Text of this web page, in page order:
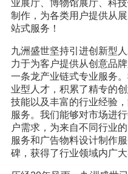
业展厅、博物馆展厅、科
制作，为各类用户提供从
站式服务！
九洲盛世坚持引进创新型
力于为客户提供从创意品
一条龙产业链式专业服务
业型人才，积累了精专的
技能以及丰富的行业经验
服务。我们能够对市场进
户需求，为来自不同行业
服务和广告物料设计制作
碑，获得了行业领域内广